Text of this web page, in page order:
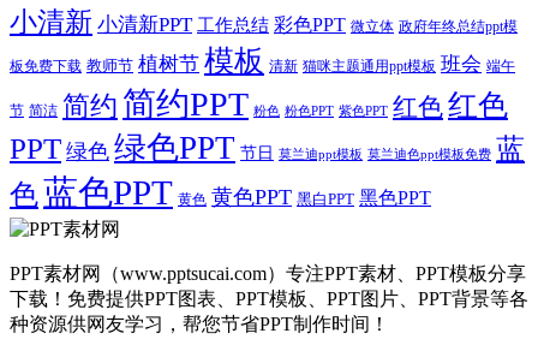
小清新 小清新PPT 工作总结 彩色PPT 微立体 政府年终总结ppt模
板免费下载 教师节 植树节 模板 清新 猫咪主题通用ppt模板 班会 端午
节 简洁 简约 简约PPT 粉色 粉色PPT 紫色PPT 红色红色
PPT 绿色 绿色PPT 节日 莫兰迪ppt模板 莫兰迪色ppt模板免费 蓝
色蓝色PPT 黄色 黄色PPT 黑白PPT 黑色PPT
PPT素材网（www.pptsucai.com）专注PPT素材、PPT模板分享
下载！免费提供PPT图表、PPT模板、PPT图片、PPT背景等各
种资源供网友学习，帮您节省PPT制作时间！